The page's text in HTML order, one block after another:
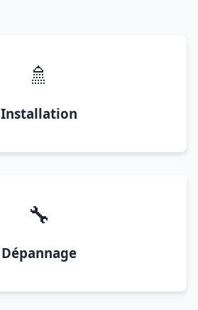
🚿
Installation
🔧
Dépannage